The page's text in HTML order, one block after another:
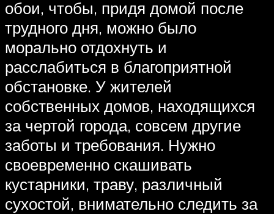
обои, чтобы, придя домой после
трудного дня, можно было
морально отдохнуть и
расслабиться в благоприятной
обстановке. У жителей
собственных домов, находящихся
за чертой города, совсем другие
заботы и требования. Нужно
своевременно скашивать
кустарники, траву, различный
сухостой, внимательно следить за